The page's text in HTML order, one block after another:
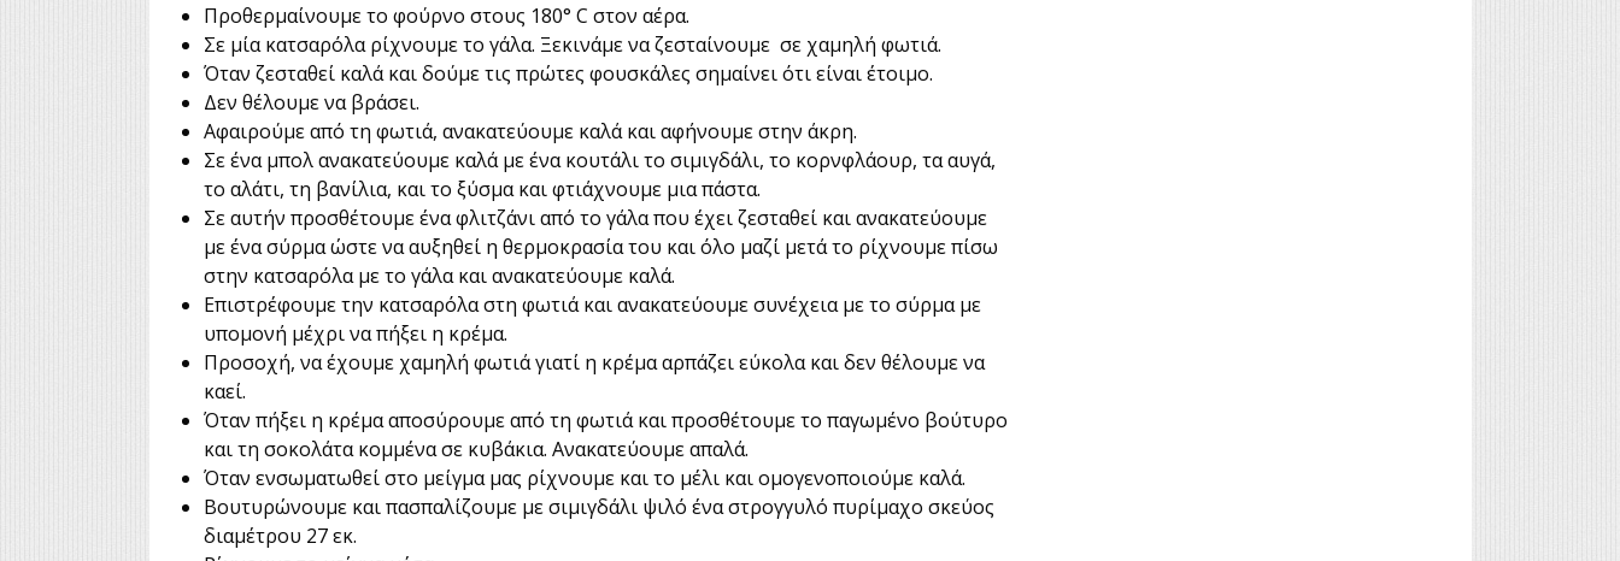
Προθερμαίνουμε το φούρνο στους 180° C στον αέρα.
Σε μία κατσαρόλα ρίχνουμε το γάλα. Ξεκινάμε να ζεσταίνουμε σε χαμηλή φωτιά.
Όταν ζεσταθεί καλά και δούμε τις πρώτες φουσκάλες σημαίνει ότι είναι έτοιμο.
Δεν θέλουμε να βράσει.
Αφαιρούμε από τη φωτιά, ανακατεύουμε καλά και αφήνουμε στην άκρη.
Σε ένα μπολ ανακατεύουμε καλά με ένα κουτάλι το σιμιγδάλι, το κορνφλάουρ, τα αυγά,
το αλάτι, τη βανίλια, και το ξύσμα και φτιάχνουμε μια πάστα.
Σε αυτήν προσθέτουμε ένα φλιτζάνι από το γάλα που έχει ζεσταθεί και ανακατεύουμε
με ένα σύρμα ώστε να αυξηθεί η θερμοκρασία του και όλο μαζί μετά το ρίχνουμε πίσω
στην κατσαρόλα με το γάλα και ανακατεύουμε καλά.
Επιστρέφουμε την κατσαρόλα στη φωτιά και ανακατεύουμε συνέχεια με το σύρμα με
υπομονή μέχρι να πήξει η κρέμα.
Προσοχή, να έχουμε χαμηλή φωτιά γιατί η κρέμα αρπάζει εύκολα και δεν θέλουμε να
καεί.
Όταν πήξει η κρέμα αποσύρουμε από τη φωτιά και προσθέτουμε το παγωμένο βούτυρο
και τη σοκολάτα κομμένα σε κυβάκια. Ανακατεύουμε απαλά.
Όταν ενσωματωθεί στο μείγμα μας ρίχνουμε και το μέλι και ομογενοποιούμε καλά.
Βουτυρώνουμε και πασπαλίζουμε με σιμιγδάλι ψιλό ένα στρογγυλό πυρίμαχο σκεύος
διαμέτρου 27 εκ.